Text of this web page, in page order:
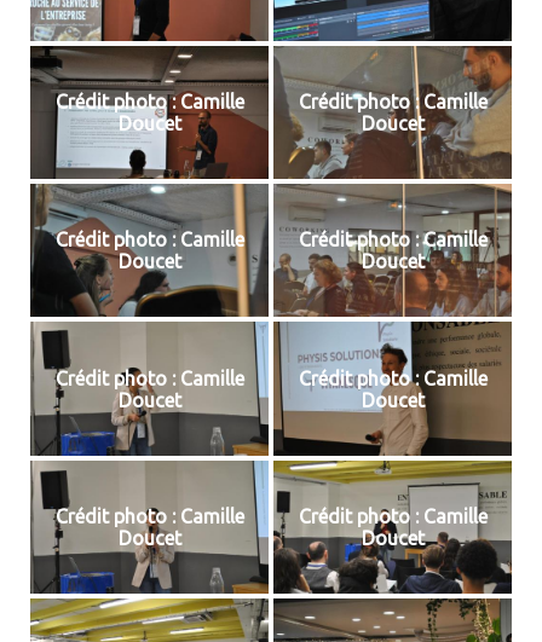
Crédit photo : Camille
Doucet
Crédit photo : Camille
Doucet
Crédit photo : Camille
Doucet
Crédit photo : Camille
Doucet
Crédit photo : Camille
Doucet
Crédit photo : Camille
Doucet
Crédit photo : Camille
Doucet
Crédit photo : Camille
Doucet